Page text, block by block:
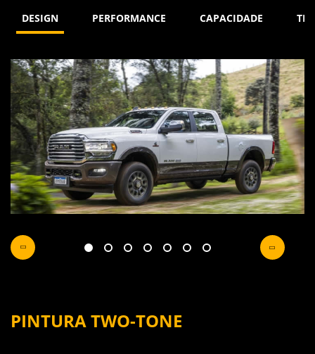
DESIGN PERFORMANCE CAPACIDADE
PINTURA TWO-TONE